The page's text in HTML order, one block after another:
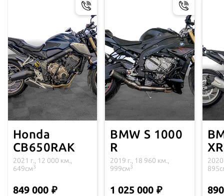
Honda
CB650RAK
2021 г., 12 000 км.,
649см3
849 000
BMW S 1000
R
2019 г., 18 960 км.,
999см3
1 025 000
XR